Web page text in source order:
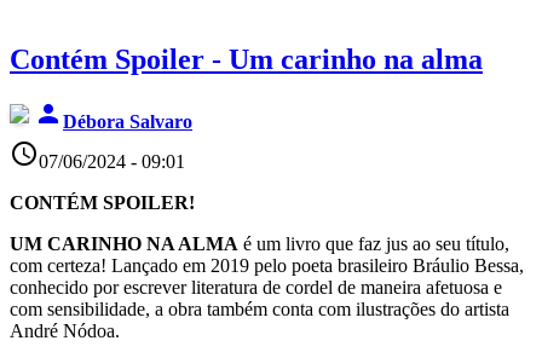
Contém Spoiler - Um carinho na alma
person Débora Salvaro
access_time07/06/2024 - 09:01
CONTÉM SPOILER!
UM CARINHO NA ALMA é um livro que faz jus ao seu título,
com certeza! Lançado em 2019 pelo poeta brasileiro Bráulio Bessa,
conhecido por escrever literatura de cordel de maneira afetuosa e
com sensibilidade, a obra também conta com ilustrações do artista
André Nódoa.